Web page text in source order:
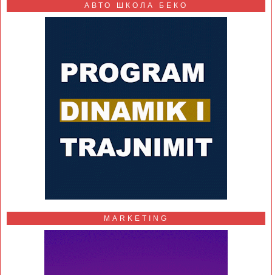
АВТО ШКОЛА БЕКО
MARKETING